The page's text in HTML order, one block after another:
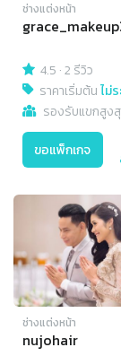
ช่างแต่งหน้า
4.5 ·2 รีวิว
ราคาเริ่มต้นไม่
รองรับแขกสูง
ขอแพ็กเกจ
ช่างแต่งหน้า
nujohair